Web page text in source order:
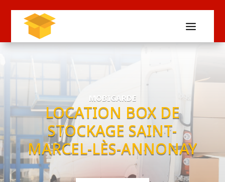
MOBIGARDE
LOCATION BOX DE
STOCKAGE SAINT-
MARCEL-LÈS-ANNONAY